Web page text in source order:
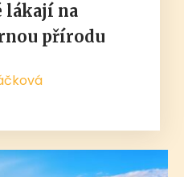
na
přírodu